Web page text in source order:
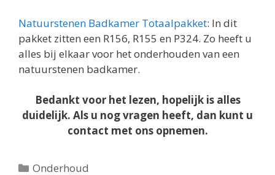
Natuurstenen Badkamer Totaalpakket: In dit
pakket zitten een R156, R155 en P324. Zo heeft u
alles bij elkaar voor het onderhouden van een
natuurstenen badkamer.
Bedankt voor het lezen, hopelijk is alles
duidelijk. Als u nog vragen heeft, dan kunt u
contact met ons opnemen.
Categorieën
Onderhoud